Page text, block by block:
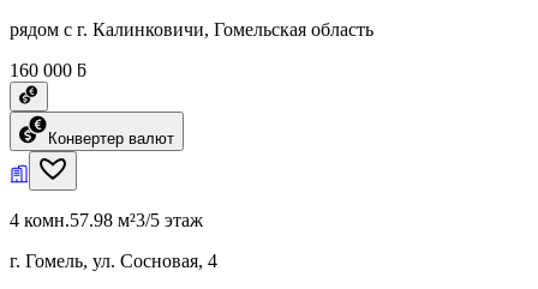
рядом с г. Калинковичи, Гомельская область
160 000 ƃ
Конвертер валют
4 комн.57.98 м²3/5 этаж
г. Гомель, ул. Сосновая, 4